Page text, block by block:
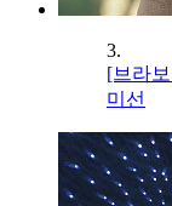
3.
[브라
미선